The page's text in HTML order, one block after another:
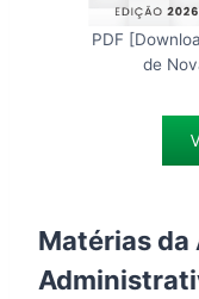
PDF
de
Matérias